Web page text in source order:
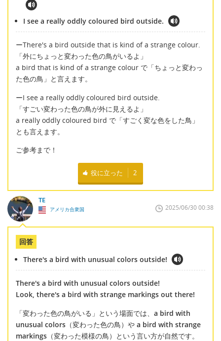
I see a really oddly coloured bird outside.
ーThere's a bird outside that is kind of a strange colour.
「外にちょっと変わった色の鳥がいるよ」
a bird that is kind of a strange colour で「ちょっと変わっ
た色の鳥」と言えます。
ーI see a really oddly coloured bird outside.
「すごい変わった色の鳥が外に見えるよ」
a really oddly coloured bird で「すごく変な色をした鳥」
とも言えます。
ご参考まで！
役に立った 2
TE
アメリカ合衆国 2025/06/30 00:38
回答
There's a bird with unusual colors outside!
There's a bird with unusual colors outside!
Look, there's a bird with strange markings out there!
「変わった色の鳥がいる」という場面では、 a bird with
unusual colors （変わった色の鳥）や a bird with strange
markings （変わった模様の鳥）という言い方が自然です。